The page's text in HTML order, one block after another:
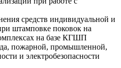
средств индивидуальной и
штамповке поковок на
на базе КГШП
пожарной, промышленной,
и электробезопасности